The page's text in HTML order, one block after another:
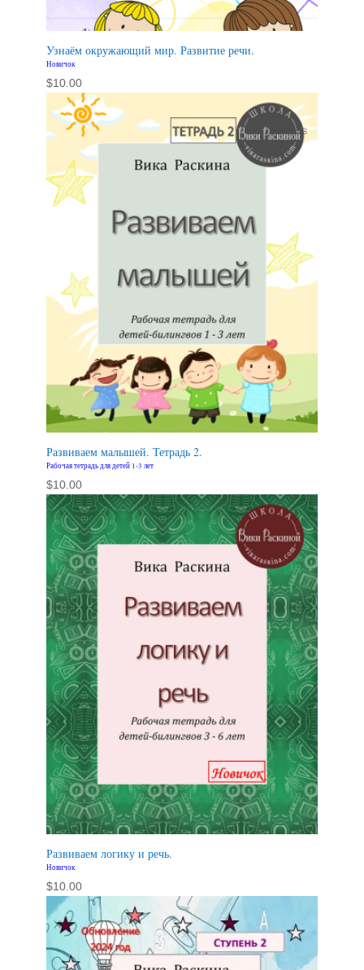
Узнаём окружающий мир. Развитие речи.
Новичок
$10.00
Развиваем малышей. Тетрадь 2.
Рабочая тетрадь для детей 1-3 лет
$10.00
Развиваем логику и речь.
Новичок
$10.00